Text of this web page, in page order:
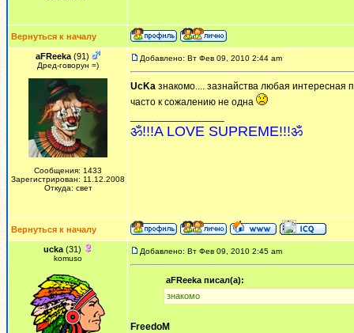
Вернуться к началу
aFReeka (91)
Дред-говорун =)
Сообщения: 1433
Зарегистрирован: 11.12.2008
Откуда: свет
Добавлено: Вт Фев 09, 2010 2:44 am
UcKa знакомо.... зазнайства любая интересная
часто к сожалению не одна
ॐ!!!A LOVE SUPREME!!!ॐ
Вернуться к началу
ucka (31)
komuso
Добавлено: Вт Фев 09, 2010 2:45 am
aFReeka писал(а):
знакомо
FreedoM